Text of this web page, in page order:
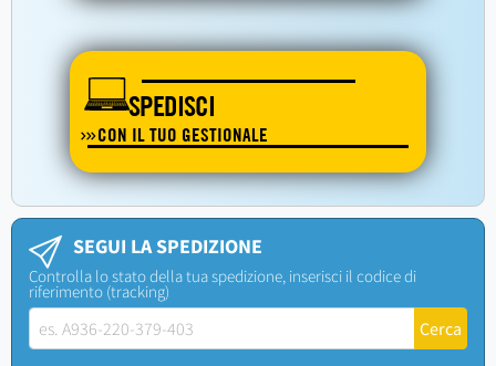
SPEDISCI
CON IL TUO GESTIONALE
SEGUI LA SPEDIZIONE
Controlla lo stato della tua spedizione, inserisci il codice di
riferimento (tracking)